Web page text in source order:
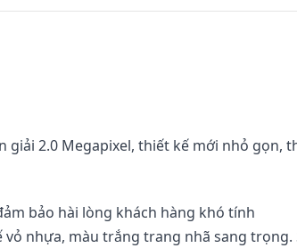
giải 2.0 Megapixel, thiết kế mới nhỏ gọn,
bảo hài lòng khách hàng khó tính
nhựa, màu trắng trang nhã sang trọng.